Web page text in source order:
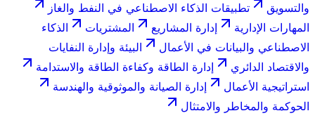
والتسويق
تطبيقات الذكاء الاصطناعي في النفط والغاز
المهارات الإدارية
إدارة المشاريع المشتريات
الذكاء
الاصطناعي والبيانات في الأعمال
البيئة وإدارة النفايات
والاقتصاد الدائري
إدارة الطاقة وكفاءة الطاقة والاستدامة
استراتيجية الأعمال
إدارة الصيانة والموثوقية والهندسة
الحوكمة والمخاطر والامتثال